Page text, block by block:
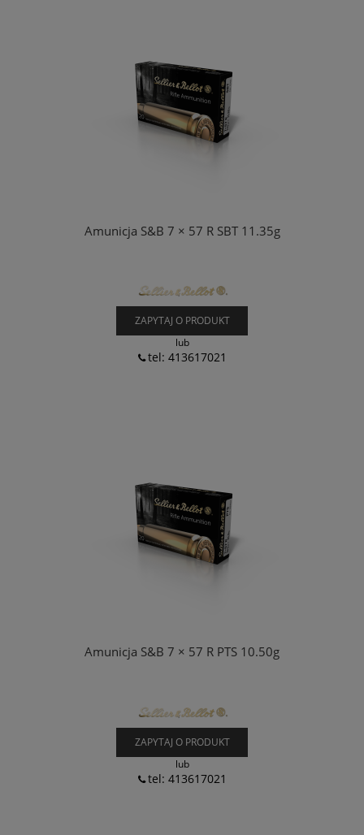
Amunicja S&B 7 × 57 R SBT 11.35g
ZAPYTAJ O PRODUKT
lub
tel: 413617021
Amunicja S&B 7 × 57 R PTS 10.50g
ZAPYTAJ O PRODUKT
lub
tel: 413617021